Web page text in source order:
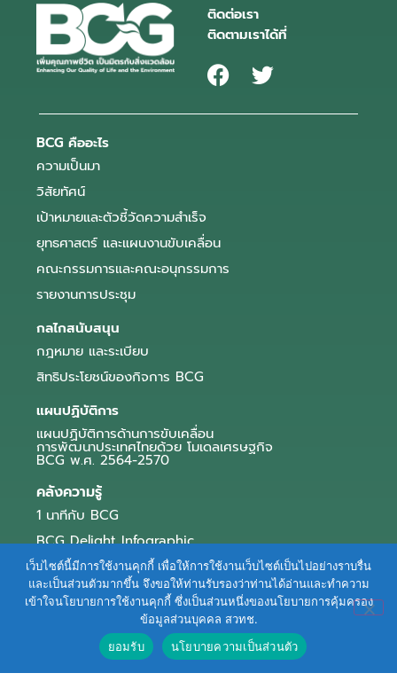
ติดต่อเรา
ติดตามเราได้ที่
BCG คืออะไร
ความเป็นมา
วิสัยทัศน์
เป้าหมายและตัวชี้วัดความสำเร็จ
ยุทธศาสตร์ และแผนงานขับเคลื่อน
คณะกรรมการและคณะอนุกรรมการ
รายงานการประชุม
กลไกสนับสนุน
กฎหมาย และระเบียบ
สิทธิประโยชน์ของกิจการ BCG
แผนปฏิบัติการ
แผนปฏิบัติการด้านการขับเคลื่อน
การพัฒนาประเทศไทยด้วย โมเดลเศรษฐกิจ
BCG พ.ศ. 2564-2570
คลังความรู้
1 นาทีกับ BCG
BCG Delight Infographic
สื่อประชาสัมพันธ์
e-Book Series
ตัวอย่างธุรกิจ BCG
ข่าวและบทความ
เว็บไซต์นี้มีการใช้งานคุกกี้ เพื่อให้การใช้งานเว็บไซต์เป็นไปอย่างราบรื่น
และเป็นส่วนตัวมากขึ้น จึงขอให้ท่านรับรองว่าท่านได้อ่านและทำความ
เข้าใจนโยบายการใช้งานคุกกี้ ซึ่งเป็นส่วนหนึ่งของนโยบายการคุ้มครอง
ข้อมูลส่วนบุคคล สวทช.
ยอมรับ
นโยบายความเป็นส่วนตัว